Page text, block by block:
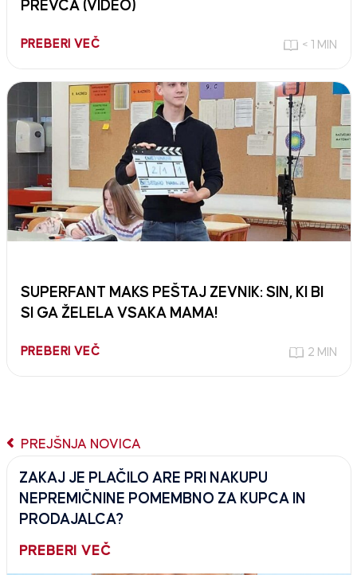
PREVCA (VIDEO)
PREBERI VEČ < 1 MIN
SUPERFANT MAKS PEŠTAJ ZEVNIK: SIN, KI BI
SI GA ŽELELA VSAKA MAMA!
PREBERI VEČ 2 MIN
PREJŠNJA NOVICA
ZAKAJ JE PLAČILO ARE PRI NAKUPU
NEPREMIČNINE POMEMBNO ZA KUPCA IN
PRODAJALCA?
PREBERI VEČ